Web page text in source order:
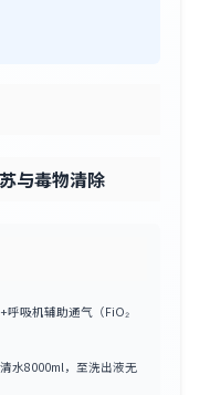
与毒物清除
辅助通气（FiO₂
，至洗出液无